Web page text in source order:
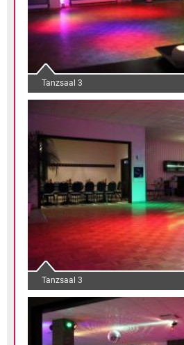
Tanzsaal 3
Tanzsaal 3